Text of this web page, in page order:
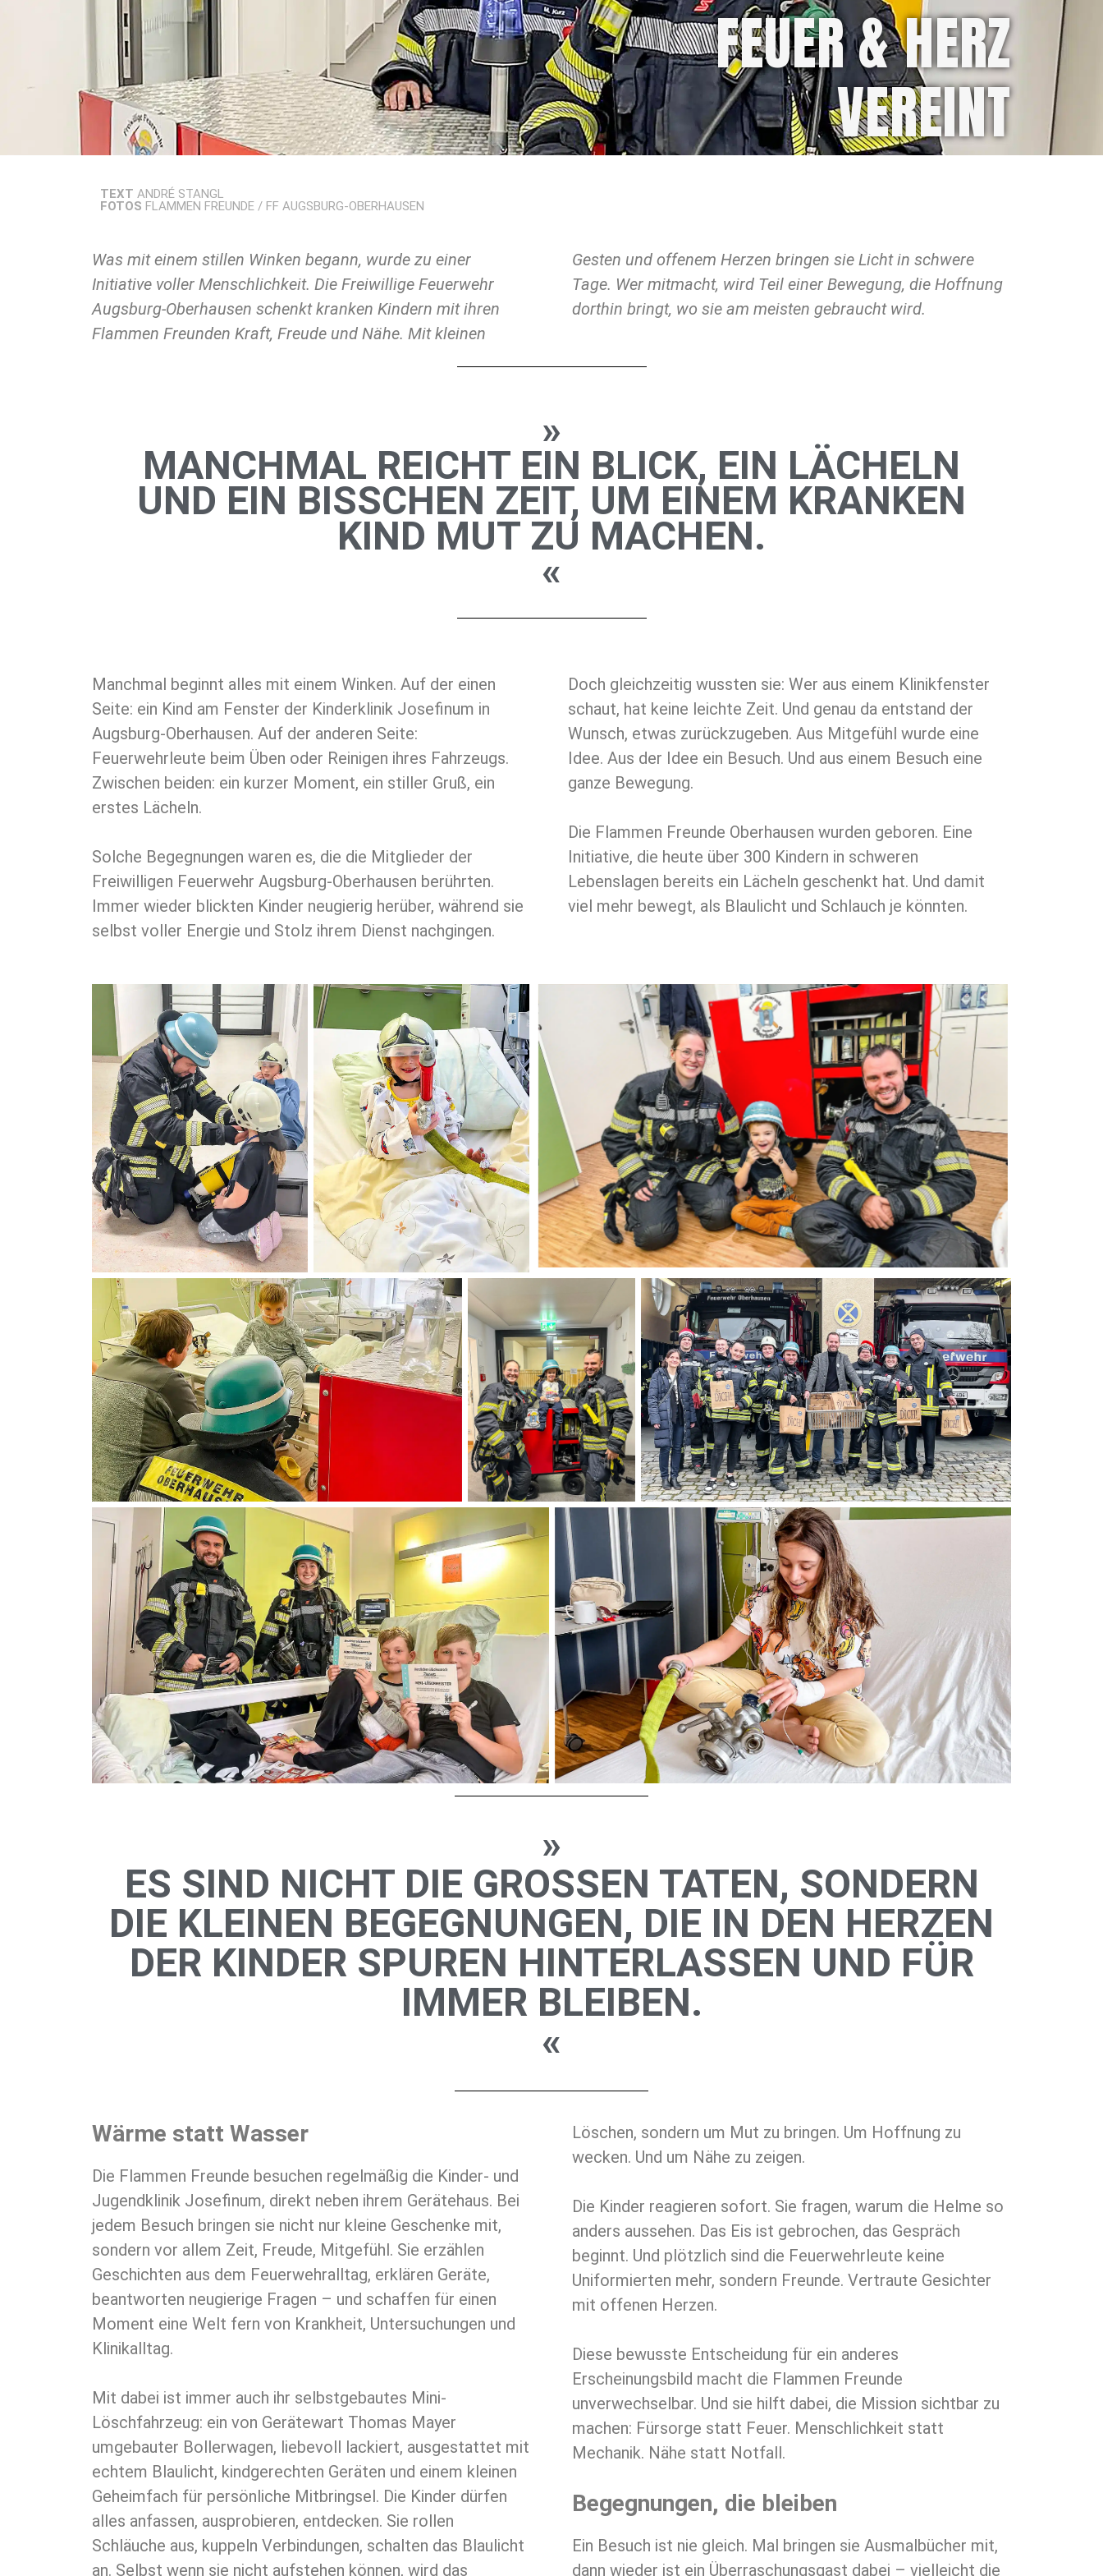
FEUER & HERZ
VEREINT
TEXT ANDRÉ STANGL
FOTOS FLAMMEN FREUNDE / FF AUGSBURG-OBERHAUSEN
Was mit einem stillen Winken begann, wurde zu einer
Initiative voller Menschlichkeit. Die Freiwillige Feuerwehr
Augsburg-Oberhausen schenkt kranken Kindern mit ihren
Flammen Freunden Kraft, Freude und Nähe. Mit kleinen
Gesten und offenem Herzen bringen sie Licht in schwere
Tage. Wer mitmacht, wird Teil einer Bewegung, die Hoffnung
dorthin bringt, wo sie am meisten gebraucht wird.
»
MANCHMAL REICHT EIN BLICK, EIN LÄCHELN
UND EIN BISSCHEN ZEIT, UM EINEM KRANKEN
KIND MUT ZU MACHEN.
«
Manchmal beginnt alles mit einem Winken. Auf der einen
Seite: ein Kind am Fenster der Kinderklinik Josefinum in
Augsburg-Oberhausen. Auf der anderen Seite:
Feuerwehrleute beim Üben oder Reinigen ihres Fahrzeugs.
Zwischen beiden: ein kurzer Moment, ein stiller Gruß, ein
erstes Lächeln.
Solche Begegnungen waren es, die die Mitglieder der
Freiwilligen Feuerwehr Augsburg-Oberhausen berührten.
Immer wieder blickten Kinder neugierig herüber, während sie
selbst voller Energie und Stolz ihrem Dienst nachgingen.
Doch gleichzeitig wussten sie: Wer aus einem Klinikfenster
schaut, hat keine leichte Zeit. Und genau da entstand der
Wunsch, etwas zurückzugeben. Aus Mitgefühl wurde eine
Idee. Aus der Idee ein Besuch. Und aus einem Besuch eine
ganze Bewegung.
Die Flammen Freunde Oberhausen wurden geboren. Eine
Initiative, die heute über 300 Kindern in schweren
Lebenslagen bereits ein Lächeln geschenkt hat. Und damit
viel mehr bewegt, als Blaulicht und Schlauch je könnten.
»
ES SIND NICHT DIE GROSSEN TATEN, SONDERN D
IE KLEINEN BEGEGNUNGEN, DIE IN DEN HERZEN D
ER KINDER SPUREN HINTERLASSEN UND FÜR I
MMER BLEIBEN.
«
Wärme statt Wasser
Die Flammen Freunde besuchen regelmäßig die Kinder- und
Jugendklinik Josefinum, direkt neben ihrem Gerätehaus. Bei
jedem Besuch bringen sie nicht nur kleine Geschenke mit,
sondern vor allem Zeit, Freude, Mitgefühl. Sie erzählen
Geschichten aus dem Feuerwehralltag, erklären Geräte,
beantworten neugierige Fragen – und schaffen für einen
Moment eine Welt fern von Krankheit, Untersuchungen und
Klinikalltag.
Mit dabei ist immer auch ihr selbstgebautes Mini-
Löschfahrzeug: ein von Gerätewart Thomas Mayer
umgebauter Bollerwagen, liebevoll lackiert, ausgestattet mit
echtem Blaulicht, kindgerechten Geräten und einem kleinen
Geheimfach für persönliche Mitbringsel. Die Kinder dürfen
alles anfassen, ausprobieren, entdecken. Sie rollen
Schläuche aus, kuppeln Verbindungen, schalten das Blaulicht
an. Selbst wenn sie nicht aufstehen können, wird das
Löschen, sondern um Mut zu bringen. Um Hoffnung zu
wecken. Und um Nähe zu zeigen.
Die Kinder reagieren sofort. Sie fragen, warum die Helme so
anders aussehen. Das Eis ist gebrochen, das Gespräch
beginnt. Und plötzlich sind die Feuerwehrleute keine
Uniformierten mehr, sondern Freunde. Vertraute Gesichter
mit offenen Herzen.
Diese bewusste Entscheidung für ein anderes
Erscheinungsbild macht die Flammen Freunde
unverwechselbar. Und sie hilft dabei, die Mission sichtbar zu
machen: Fürsorge statt Feuer. Menschlichkeit statt
Mechanik. Nähe statt Notfall.
Begegnungen, die bleiben
Ein Besuch ist nie gleich. Mal bringen sie Ausmalbücher mit,
dann wieder ist ein Überraschungsgast dabei – vielleicht die